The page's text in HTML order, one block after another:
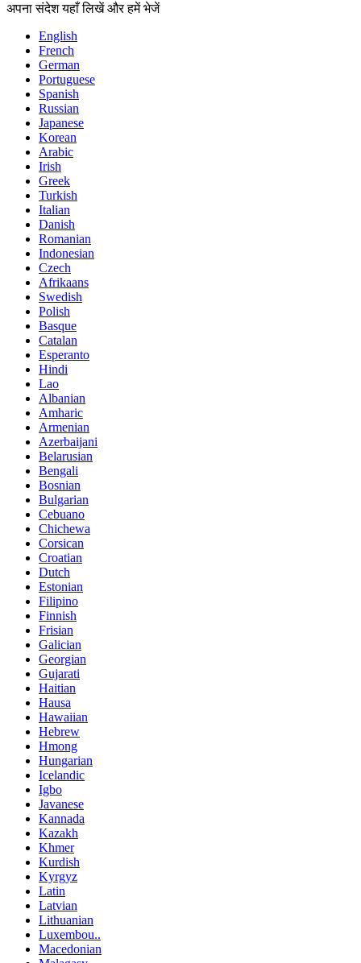
अपना संदेश यहाँ लिखें और हमें भेजें
English
French
German
Portuguese
Spanish
Russian
Japanese
Korean
Arabic
Irish
Greek
Turkish
Italian
Danish
Romanian
Indonesian
Czech
Afrikaans
Swedish
Polish
Basque
Catalan
Esperanto
Hindi
Lao
Albanian
Amharic
Armenian
Azerbaijani
Belarusian
Bengali
Bosnian
Bulgarian
Cebuano
Chichewa
Corsican
Croatian
Dutch
Estonian
Filipino
Finnish
Frisian
Galician
Georgian
Gujarati
Haitian
Hausa
Hawaiian
Hebrew
Hmong
Hungarian
Icelandic
Igbo
Javanese
Kannada
Kazakh
Khmer
Kurdish
Kyrgyz
Latin
Latvian
Lithuanian
Luxembou..
Macedonian